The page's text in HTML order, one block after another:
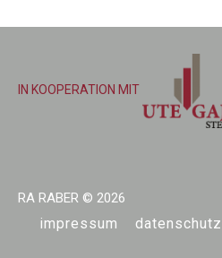
IN KOOPERATION MIT
RA RABER © 2026
impressum datenschutz